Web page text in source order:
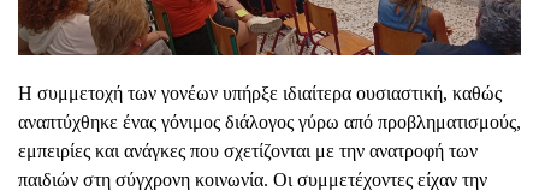
Η συμμετοχή των γονέων υπήρξε ιδιαίτερα ουσιαστική, καθώς
αναπτύχθηκε ένας γόνιμος διάλογος γύρω από προβληματισμούς,
εμπειρίες και ανάγκες που σχετίζονται με την ανατροφή των
παιδιών στη σύγχρονη κοινωνία. Οι συμμετέχοντες είχαν την